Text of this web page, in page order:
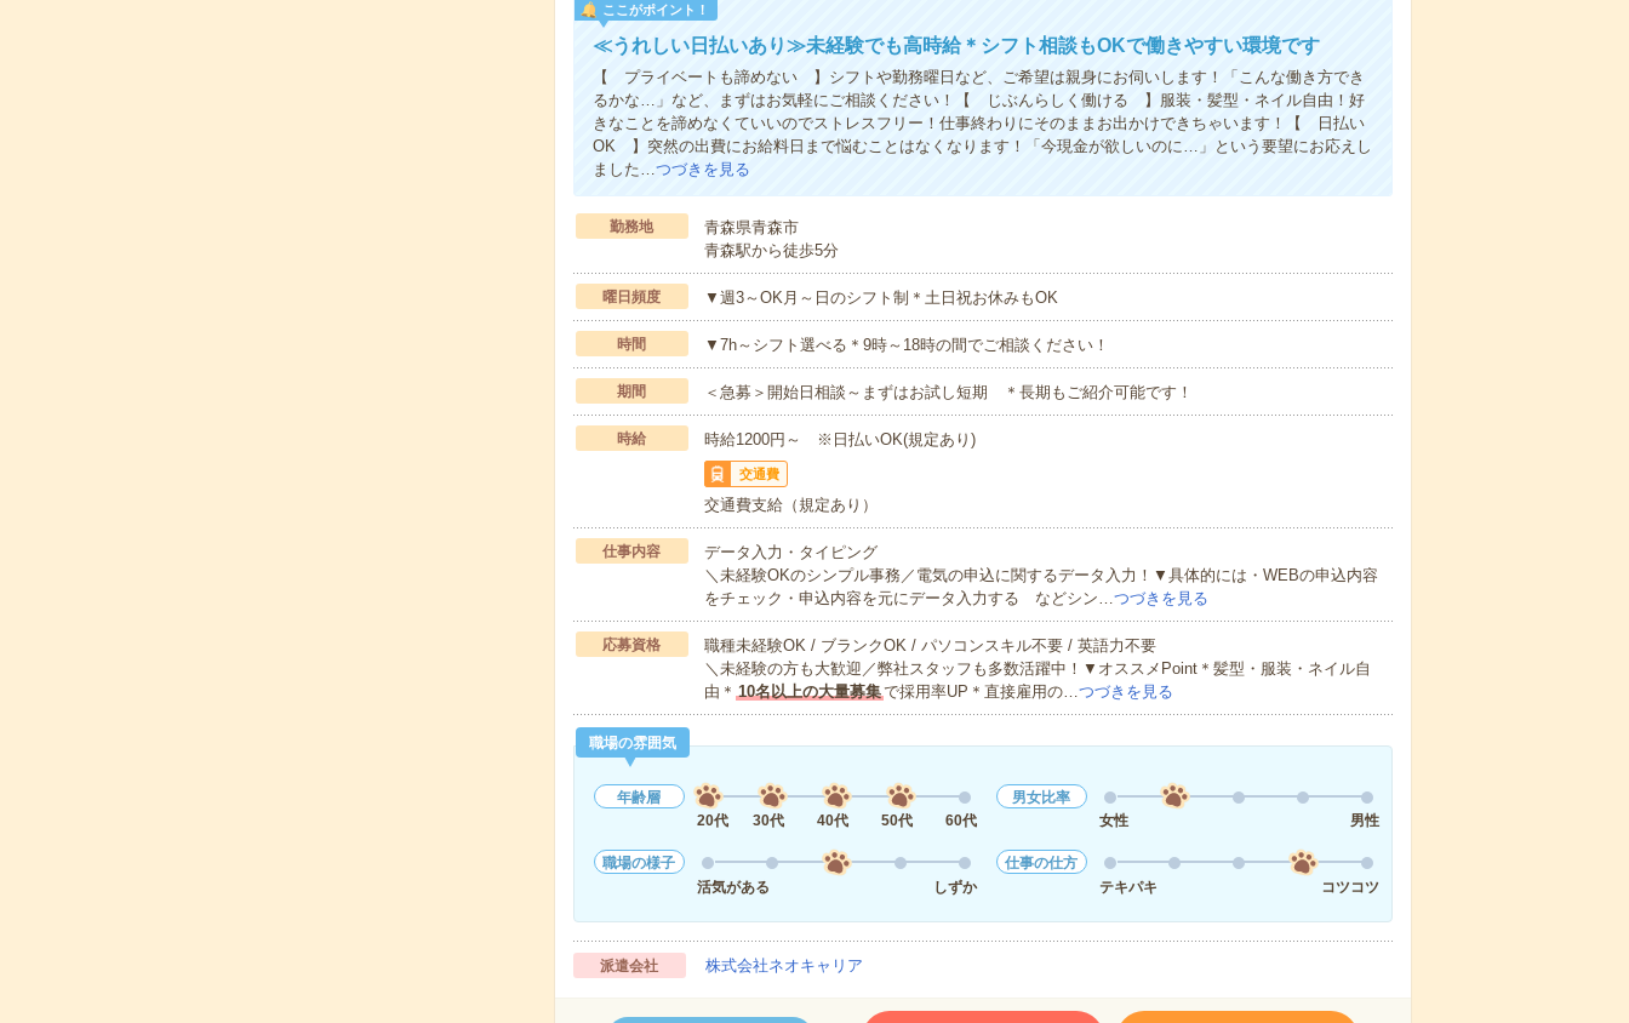
ここがポイント！
≪うれしい日払いあり≫未経験でも高時給＊シフト相談もOKで働きやすい環境です
【 プライベートも諦めない 】シフトや勤務曜日など、ご希望は親身にお伺いします！「こんな働き方でき
るかな…」など、まずはお気軽にご相談ください！【 じぶんらしく働ける 】服装・髪型・ネイル自由！好
きなことを諦めなくていいのでストレスフリー！仕事終わりにそのままお出かけできちゃいます！【 日払い
OK 】突然の出費にお給料日まで悩むことはなくなります！「今現金が欲しいのに…」という要望にお応えし
ました… つづきを見る
勤務地
青森県青森市
青森駅から徒歩5分
曜日頻度 ▼週3～OK月～日のシフト制＊土日祝お休みもOK
時間 ▼7h～シフト選べる＊9時～18時の間でご相談ください！
期間 ＜急募＞開始日相談～まずはお試し短期 ＊長期もご紹介可能です！
時給 時給1200円～ ※日払いOK(規定あり)
交通費
交通費支給（規定あり）
仕事内容
データ入力・タイピング
＼未経験OKのシンプル事務／電気の申込に関するデータ入力！▼具体的には・WEBの申込内容
をチェック・申込内容を元にデータ入力する などシン… つづきを見る
応募資格
職種未経験OK / ブランクOK / パソコンスキル不要 / 英語力不要
＼未経験の方も大歓迎／弊社スタッフも多数活躍中！▼オススメPoint＊髪型・服装・ネイル自
由＊ 10名以上の大量募集で採用率UP＊直接雇用の… つづきを見る
職場の雰囲気
年齢層
20代
30代 40代 50代 60代
男女比率
女性
男性
職場の様子
活気がある
しずか
仕事の仕方
テキパキ
コツコツ
派遣会社 株式会社ネオキャリア